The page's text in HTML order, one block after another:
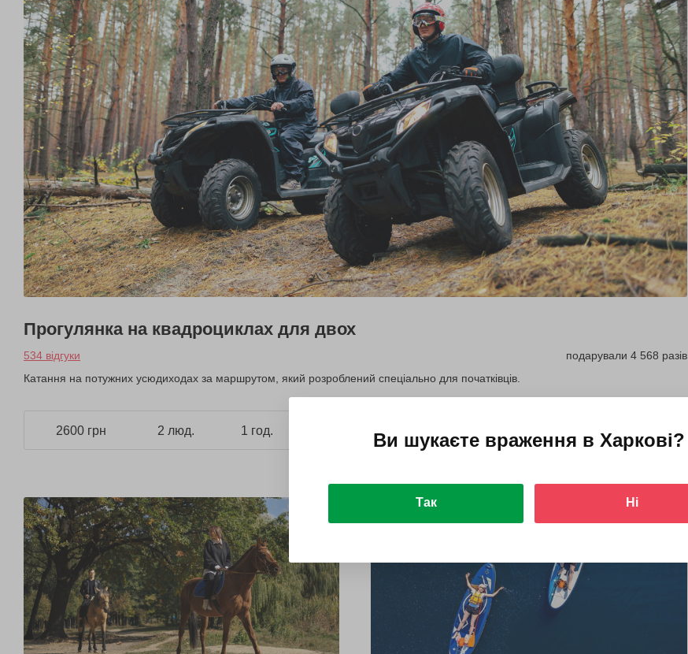
Прогулянка на квадроциклах для двох
534 відгуки
подарували 4 568 разів
Катання на потужних усюдиходах за маршрутом, який розроблений спеціально для початківців.
2600 грн 2 люд. 1 год. Ви шукаєте враження в Харкові?
Так Ні